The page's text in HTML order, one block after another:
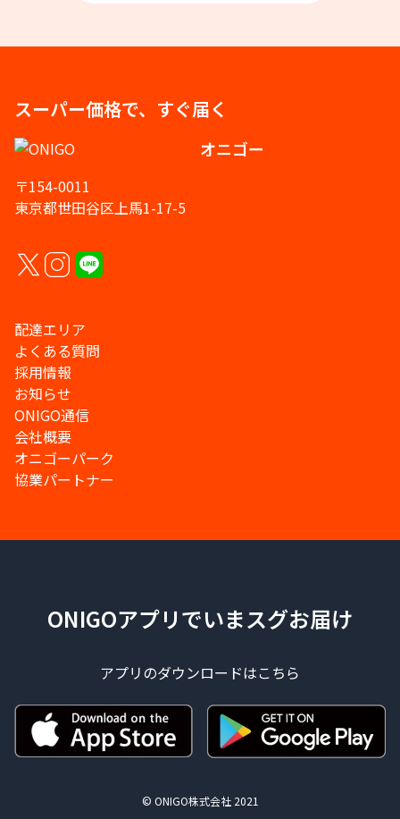
スーパー価格で、すぐ届く
オニゴー
〒154-0011
東京都世田谷区上馬1-17-5
配達エリア
よくある質問
採用情報
お知らせ
ONIGO通信
会社概要
オニゴーパーク
協業パートナー
ONIGOアプリでいまスグお届け
アプリのダウンロードはこちら
© ONIGO株式会社 2021